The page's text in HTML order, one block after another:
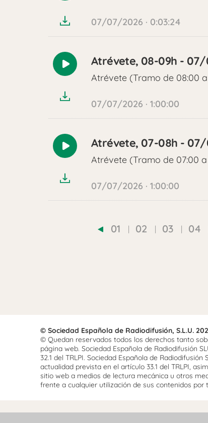
07/07/2026 · 0:03:24
Reproducir
Atrévete, 08-09h -
Atrévete (Tramo de 08:00
07/07/2026 · 1:00:00
Reproducir
Atrévete, 07-08h -
Atrévete (Tramo de 07:00
07/07/2026 · 1:00:00
01 02 03 04
© Sociedad Española de Radiodifusión, S.L.U.
© Quedan reservados todos los derechos tanto
página web. Sociedad Española de Radiodifusión
32.1 del TRLPI. Sociedad Española de
actualidad prevista en el artículo 33.1 del TRLPI,
sitio web a medios de lectura mecánica u otros
frente a cualquier utilización de sus contenidos